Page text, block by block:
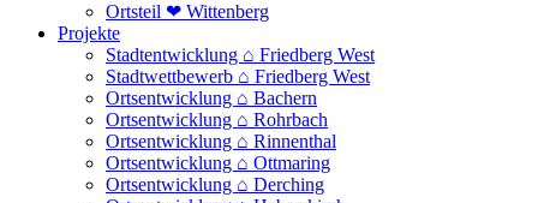
Ortsteil ❤ Wittenberg
Projekte
Stadtentwicklung ⌂ Friedberg West
Stadtwettbewerb ⌂ Friedberg West
Ortsentwicklung ⌂ Bachern
Ortsentwicklung ⌂ Rohrbach
Ortsentwicklung ⌂ Rinnenthal
Ortsentwicklung ⌂ Ottmaring
Ortsentwicklung ⌂ Derching